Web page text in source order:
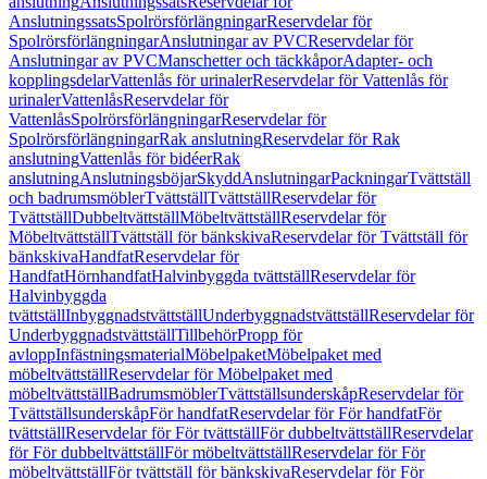
AnslutningssatsSpolrörsförlängningarReservdelar för
SpolrörsförlängningarAnslutningar av PVCReservdelar för
Anslutningar av PVCManschetter och täckkåporAdapter- och
kopplingsdelarVattenlås för urinalerReservdelar för Vattenlås för
urinalerVattenlåsReservdelar för
VattenlåsSpolrörsförlängningarReservdelar för
SpolrörsförlängningarRak anslutningReservdelar för Rak
anslutningVattenlås för bidéerRak
anslutningAnslutningsböjarSkyddAnslutningarPackningarTvättställ
och badrumsmöblerTvättställTvättställReservdelar för
TvättställDubbeltvättställMöbeltvättställReservdelar för
MöbeltvättställTvättställ för bänkskivaReservdelar för Tvättställ för
bänkskivaHandfatReservdelar för
HandfatHörnhandfatHalvinbyggda tvättställReservdelar för
Halvinbyggda
tvättställInbyggnadstvättställUnderbyggnadstvättställReservdelar för
UnderbyggnadstvättställTillbehörPropp för
avloppInfästningsmaterialMöbelpaketMöbelpaket med
möbeltvättställReservdelar för Möbelpaket med
möbeltvättställBadrumsmöblerTvättställsunderskåpReservdelar för
TvättställsunderskåpFör handfatReservdelar för För handfatFör
tvättställReservdelar för För tvättställFör dubbeltvättställReservdelar
för För dubbeltvättställFör möbeltvättställReservdelar för För
möbeltvättställFör tvättställ för bänkskivaReservdelar för För